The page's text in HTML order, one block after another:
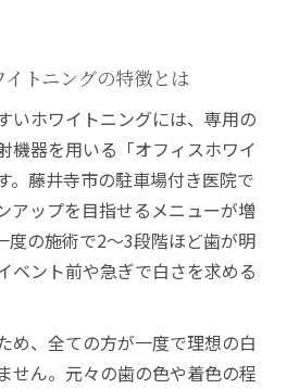
トニングの特徴とは
いホワイトニングには、専用の
機器を用いる「オフィスホワイ
。藤井寺市の駐車場付き医院で
アップを目指せるメニューが増
度の施術で2〜3段階ほど歯が明
ベント前や急ぎで白さを求める
め、全ての方が一度で理想の白
せん。元々の歯の色や着色の程